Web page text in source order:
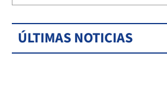
ÚLTIMAS NOTICIAS